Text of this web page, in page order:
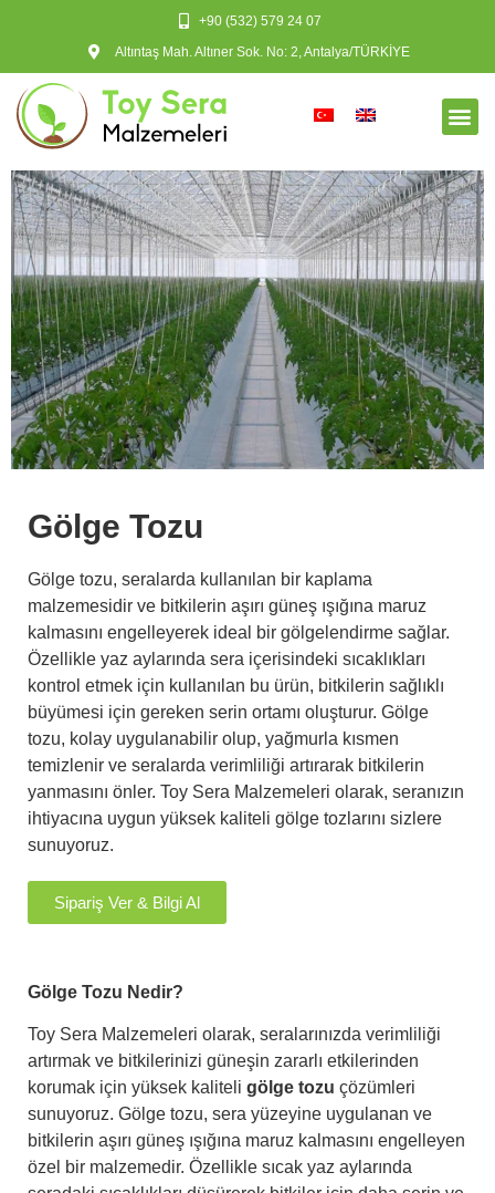
+90 (532) 579 24 07
Altıntaş Mah. Altıner Sok. No: 2, Antalya/TÜRKİYE
Gölge Tozu
Gölge tozu, seralarda kullanılan bir kaplama
malzemesidir ve bitkilerin aşırı güneş ışığına maruz
kalmasını engelleyerek ideal bir gölgelendirme sağlar.
Özellikle yaz aylarında sera içerisindeki sıcaklıkları
kontrol etmek için kullanılan bu ürün, bitkilerin sağlıklı
büyümesi için gereken serin ortamı oluşturur. Gölge
tozu, kolay uygulanabilir olup, yağmurla kısmen
temizlenir ve seralarda verimliliği artırarak bitkilerin
yanmasını önler. Toy Sera Malzemeleri olarak, seranızın
ihtiyacına uygun yüksek kaliteli gölge tozlarını sizlere
sunuyoruz.
Sipariş Ver & Bilgi Al
Gölge Tozu Nedir?
Toy Sera Malzemeleri olarak, seralarınızda verimliliği
artırmak ve bitkilerinizi güneşin zararlı etkilerinden
korumak için yüksek kaliteli gölge tozu çözümleri
sunuyoruz. Gölge tozu, sera yüzeyine uygulanan ve
bitkilerin aşırı güneş ışığına maruz kalmasını engelleyen
özel bir malzemedir. Özellikle sıcak yaz aylarında